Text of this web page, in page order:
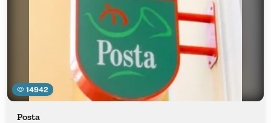
14942
Posta